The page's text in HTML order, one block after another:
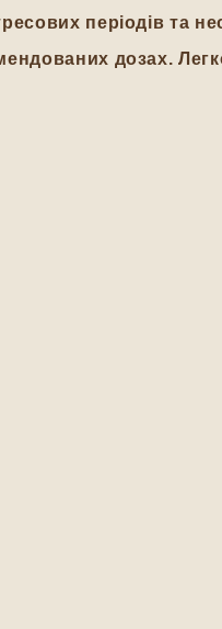
періодів та
дозах.